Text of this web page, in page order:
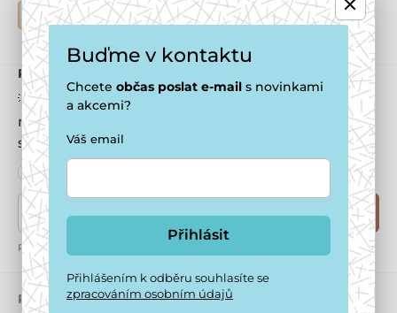
DOČASNÁ PÉČE O PSY
Staráme se i o opuštěné pejsky k adopci
Přihlaste se k odběru newsletteru
💡 Nechcete se raději registrovat? Získáte 200 Kč
na první nákup, 10% slevu na každý nákup, a
samozřejmě i odběr newsletterů.
Zde napište váš e-mail Přihlásit
Přihlášením k odběru souhlasíte se
Potřebujete poradit offline
Buďme v kontaktu
Chcete občas poslat e-mail s novinkami
a akcemi?
Váš email
Přihlásit
Přihlášením k odběru souhlasíte se
zpracováním osobním údajů